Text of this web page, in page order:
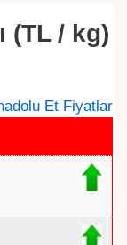
(TL / kg)
Et Fiyatlar